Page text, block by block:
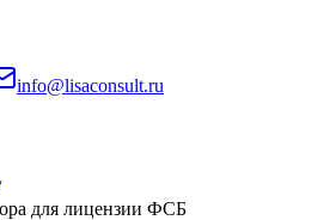
info@lisaconsult.ru
для лицензии ФСБ